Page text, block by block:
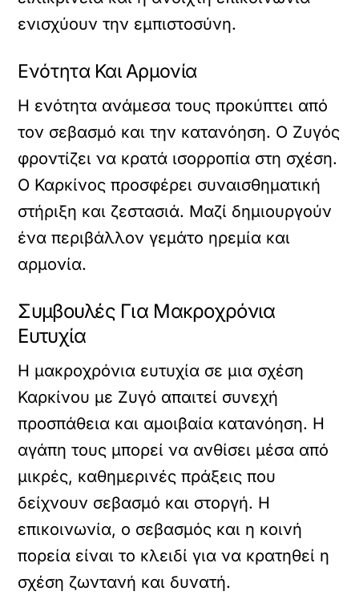
ενισχύουν την εμπιστοσύνη.
Ενότητα Και Αρμονία
Η ενότητα ανάμεσα τους προκύπτει από
τον σεβασμό και την κατανόηση. Ο Ζυγός
φροντίζει να κρατά ισορροπία στη σχέση.
Ο Καρκίνος προσφέρει συναισθηματική
στήριξη και ζεστασιά. Μαζί δημιουργούν
ένα περιβάλλον γεμάτο ηρεμία και
αρμονία.
Συμβουλές Για Μακροχρόνια
Ευτυχία
Η μακροχρόνια ευτυχία σε μια σχέση
Καρκίνου με Ζυγό απαιτεί συνεχή
προσπάθεια και αμοιβαία κατανόηση. Η
αγάπη τους μπορεί να ανθίσει μέσα από
μικρές, καθημερινές πράξεις που
δείχνουν σεβασμό και στοργή. Η
επικοινωνία, ο σεβασμός και η κοινή
πορεία είναι το κλειδί για να κρατηθεί η
σχέση ζωντανή και δυνατή.